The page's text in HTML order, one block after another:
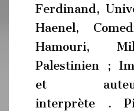
Ferdinand,
Haenel,
Hamouri,
Palestinien ;
et
interprète .